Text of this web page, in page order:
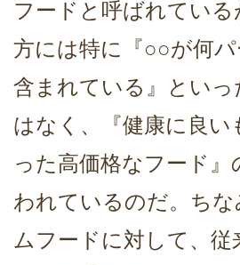
フードと呼ばれてい
方には特に『○○が何
含まれている』といっ
はなく、『健康に良い
った高価格なフード』
われているのだ。ち
ムフードに対して、従